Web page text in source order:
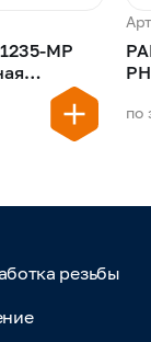
MP
по
резьбы